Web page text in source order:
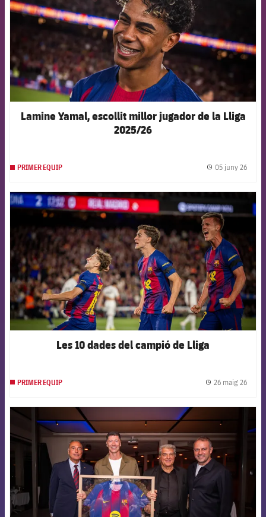
Lamine Yamal, escollit millor jugador de la Lliga
2025/26
PRIMER EQUIP 05 juny 26
FCB Barcelona badge
Les 10 dades del campió de Lliga
PRIMER EQUIP 26 maig 26
FCB Barcelona badge